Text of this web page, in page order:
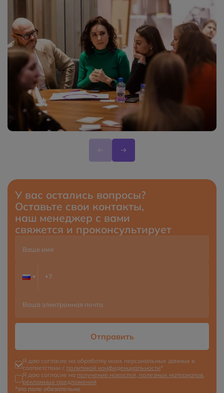
У вас остались вопросы?
Оставьте свои контакты,
наш менеджер с вами
свяжется и проконсультирует
Отправить
Я даю согласие на обработку моих персональных данных в
соответствии с политикой конфиденциальности*
Я даю согласие на получение новостей, полезных материалов,
рекламных предложений
*это поле обязательно